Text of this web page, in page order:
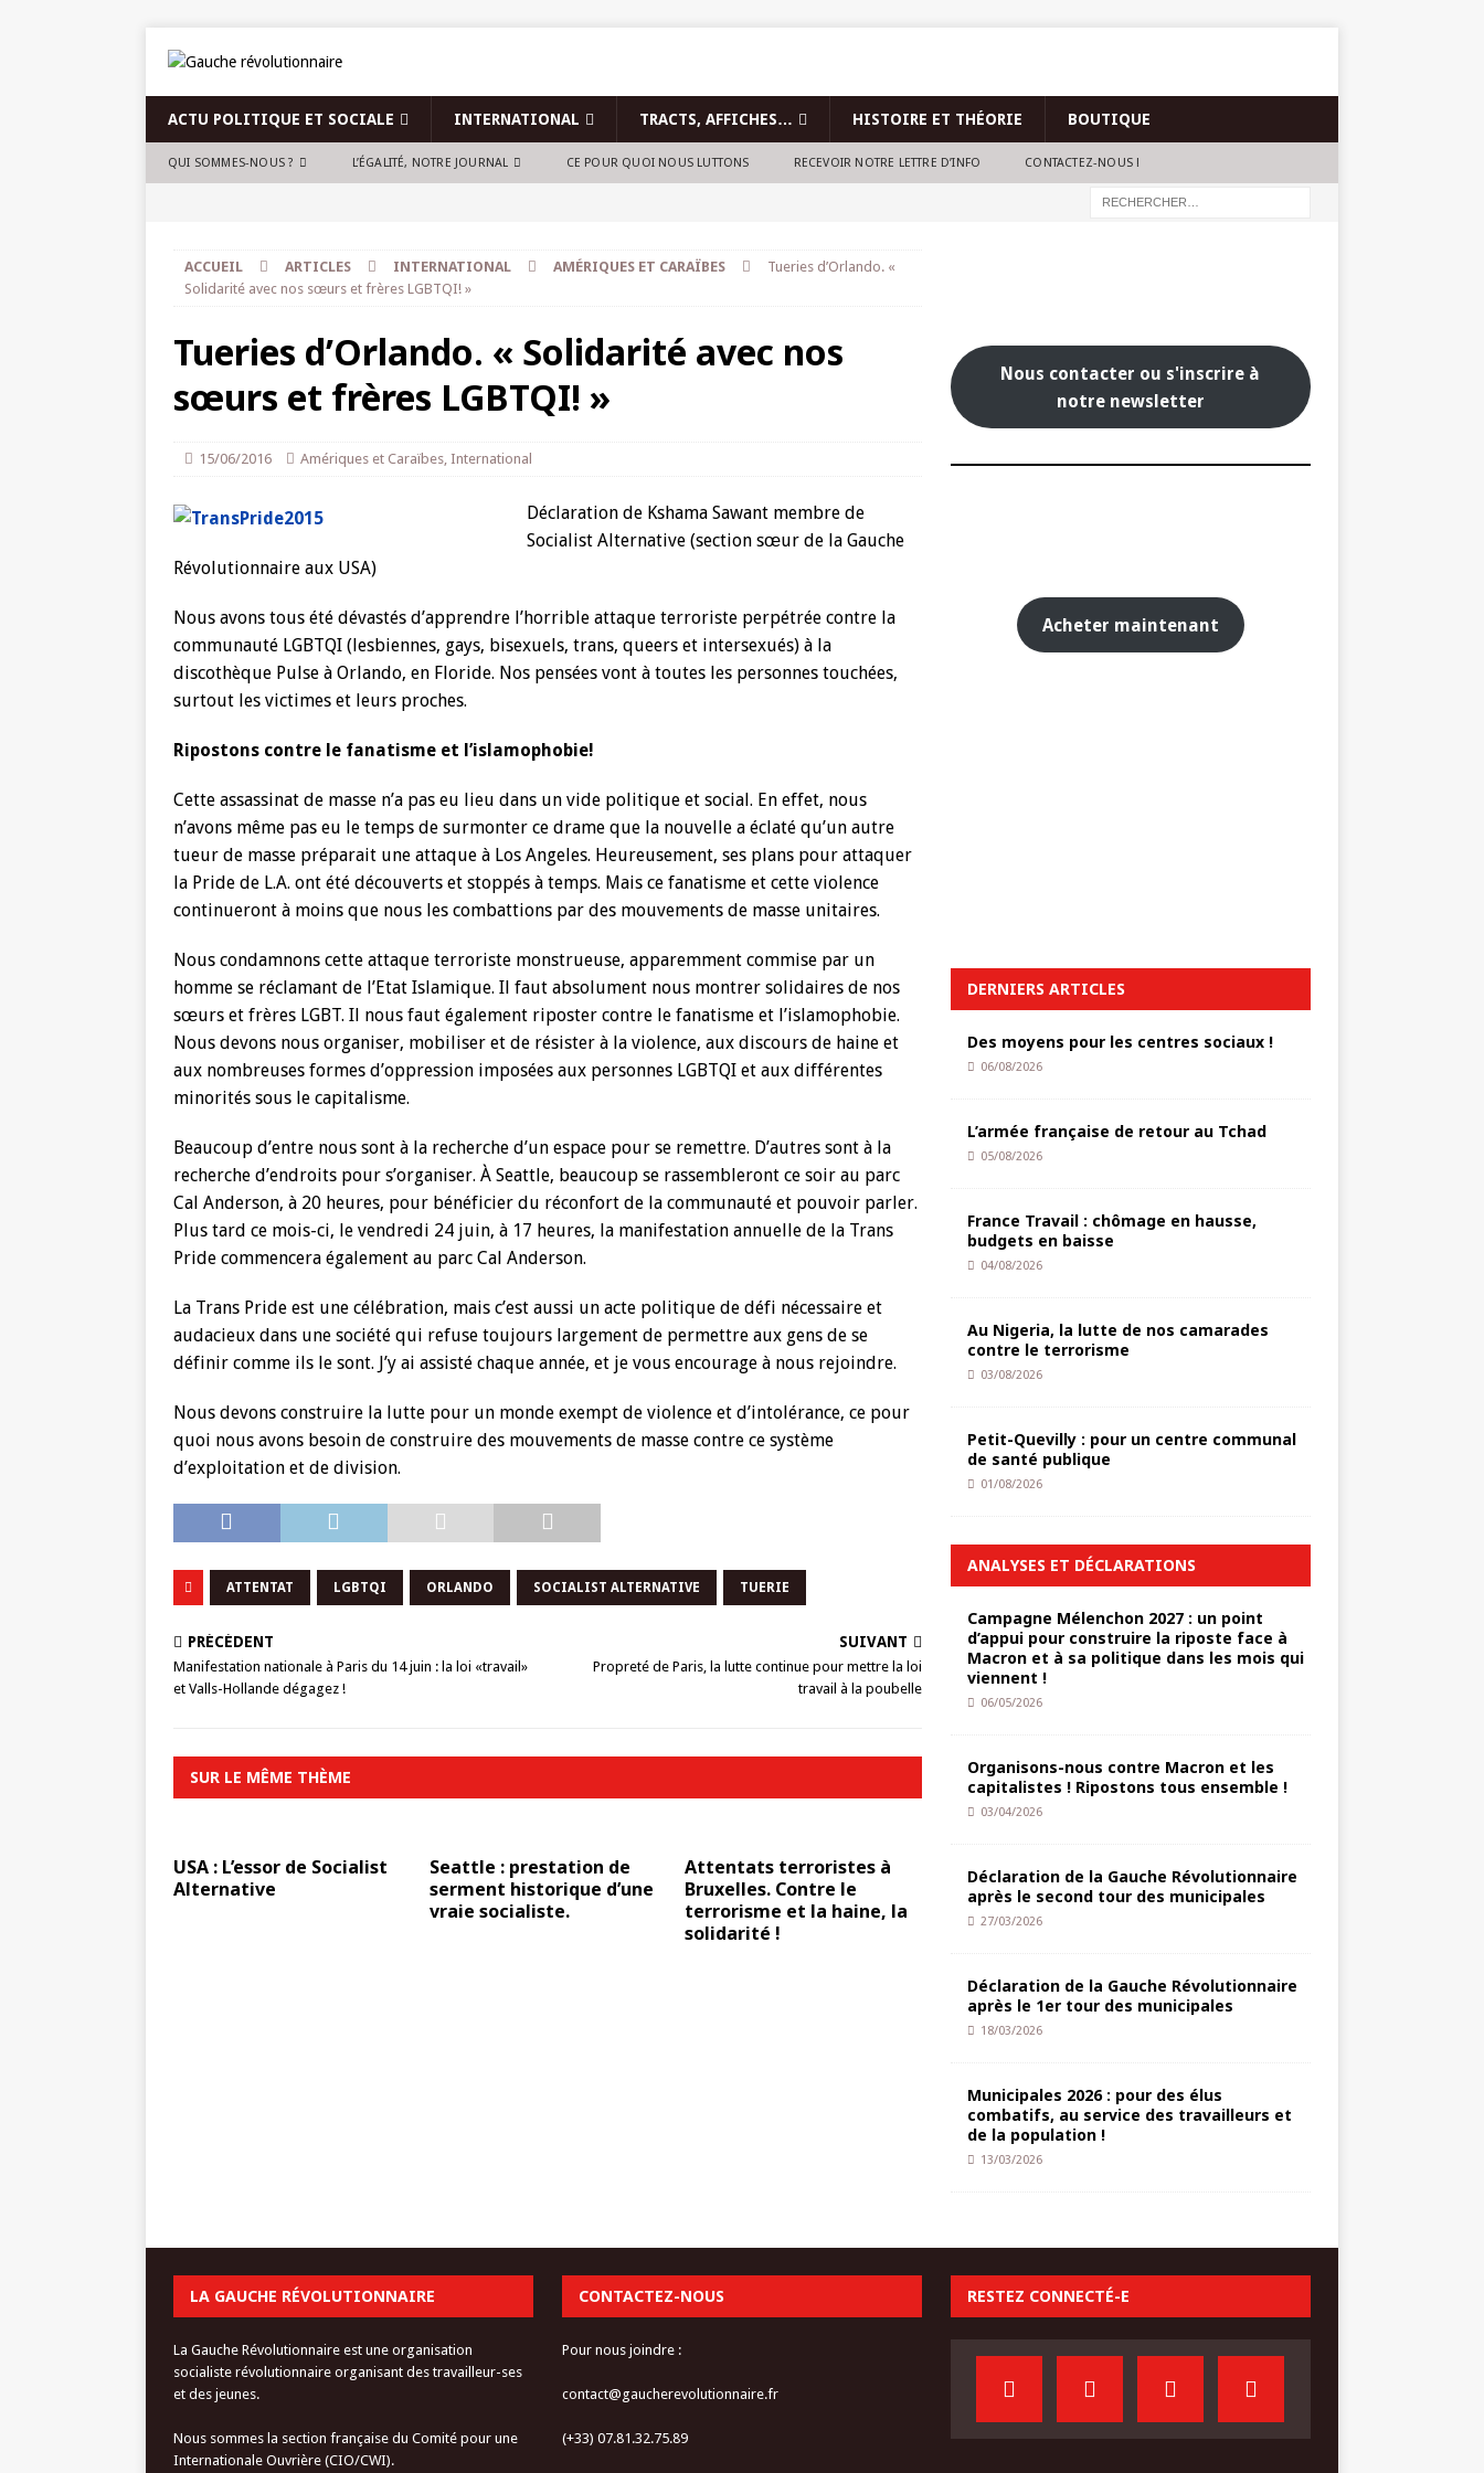
ACTU POLITIQUE ET SOCIALE INTERNATIONAL TRACTS, AFFICHES… HISTOIRE ET THÉORIE BOUTIQUE
QUI SOMMES-NOUS ? L’ÉGALITÉ, NOTRE JOURNAL CE POUR QUOI NOUS LUTTONS RECEVOIR NOTRE LETTRE D’INFO CONTACTEZ-NOUS !
ACCUEIL ARTICLES INTERNATIONAL AMÉRIQUES ET CARAÏBES
Tueries d’Orlando. «
Solidarité avec nos sœurs et frères LGBTQI! »
Tueries d’Orlando. « Solidarité avec nos
sœurs et frères LGBTQI! »
15/06/2016 Amériques et Caraïbes, International
Déclaration de Kshama Sawant membre de
Socialist Alternative (section sœur de la Gauche
Révolutionnaire aux USA)
Nous avons tous été dévastés d’apprendre l’horrible attaque terroriste perpétrée contre la
communauté LGBTQI (lesbiennes, gays, bisexuels, trans, queers et intersexués) à la
discothèque Pulse à Orlando, en Floride. Nos pensées vont à toutes les personnes touchées,
surtout les victimes et leurs proches.
Ripostons contre le fanatisme et l’islamophobie!
Cette assassinat de masse n’a pas eu lieu dans un vide politique et social. En effet, nous
n’avons même pas eu le temps de surmonter ce drame que la nouvelle a éclaté qu’un autre
tueur de masse préparait une attaque à Los Angeles. Heureusement, ses plans pour attaquer
la Pride de L.A. ont été découverts et stoppés à temps. Mais ce fanatisme et cette violence
continueront à moins que nous les combattions par des mouvements de masse unitaires.
Nous condamnons cette attaque terroriste monstrueuse, apparemment commise par un
homme se réclamant de l’Etat Islamique. Il faut absolument nous montrer solidaires de nos
sœurs et frères LGBT. Il nous faut également riposter contre le fanatisme et l’islamophobie.
Nous devons nous organiser, mobiliser et de résister à la violence, aux discours de haine et
aux nombreuses formes d’oppression imposées aux personnes LGBTQI et aux différentes
minorités sous le capitalisme.
Beaucoup d’entre nous sont à la recherche d’un espace pour se remettre. D’autres sont à la
recherche d’endroits pour s’organiser. À Seattle, beaucoup se rassembleront ce soir au parc
Cal Anderson, à 20 heures, pour bénéficier du réconfort de la communauté et pouvoir parler.
Plus tard ce mois-ci, le vendredi 24 juin, à 17 heures, la manifestation annuelle de la Trans
Pride commencera également au parc Cal Anderson.
La Trans Pride est une célébration, mais c’est aussi un acte politique de défi nécessaire et
audacieux dans une société qui refuse toujours largement de permettre aux gens de se
définir comme ils le sont. J’y ai assisté chaque année, et je vous encourage à nous rejoindre.
Nous devons construire la lutte pour un monde exempt de violence et d’intolérance, ce pour
quoi nous avons besoin de construire des mouvements de masse contre ce système
d’exploitation et de division.
ATTENTAT LGBTQI ORLANDO SOCIALIST ALTERNATIVE TUERIE
PRÉCÉDENT
Manifestation nationale à Paris du 14 juin : la loi «travail»
et Valls-Hollande dégagez !
SUIVANT
Propreté de Paris, la lutte continue pour mettre la loi
travail à la poubelle
SUR LE MÊME THÈME
USA : L’essor de Socialist
Alternative
Seattle : prestation de
serment historique d’une
vraie socialiste.
Attentats terroristes à
Bruxelles. Contre le
terrorisme et la haine, la
solidarité !
Nous contacter ou s'inscrire à
notre newsletter
Acheter maintenant
DERNIERS ARTICLES
Des moyens pour les centres sociaux !
06/08/2026
L’armée française de retour au Tchad
05/08/2026
France Travail : chômage en hausse,
budgets en baisse
04/08/2026
Au Nigeria, la lutte de nos camarades
contre le terrorisme
03/08/2026
Petit-Quevilly : pour un centre communal
de santé publique
01/08/2026
ANALYSES ET DÉCLARATIONS
Campagne Mélenchon 2027 : un point
d’appui pour construire la riposte face à
Macron et à sa politique dans les mois qui
viennent !
06/05/2026
Organisons-nous contre Macron et les
capitalistes ! Ripostons tous ensemble !
03/04/2026
Déclaration de la Gauche Révolutionnaire
après le second tour des municipales
27/03/2026
Déclaration de la Gauche Révolutionnaire
après le 1er tour des municipales
18/03/2026
Municipales 2026 : pour des élus
combatifs, au service des travailleurs et
de la population !
13/03/2026
LA GAUCHE RÉVOLUTIONNAIRE
La Gauche Révolutionnaire est une organisation
socialiste révolutionnaire organisant des travailleur-ses
et des jeunes.
Nous sommes la section française du Comité pour une
Internationale Ouvrière (CIO/CWI).
CONTACTEZ-NOUS
Pour nous joindre :
contact@gaucherevolutionnaire.fr
(+33) 07.81.32.75.89
RESTEZ CONNECTÉ-E